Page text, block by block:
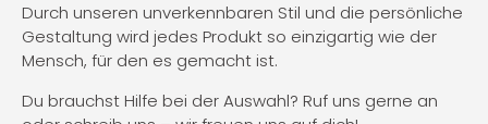
Durch unseren unverkennbaren Stil und die persönliche
Gestaltung wird jedes Produkt so einzigartig wie der
Mensch, für den es gemacht ist.
Du brauchst Hilfe bei der Auswahl? Ruf uns gerne an